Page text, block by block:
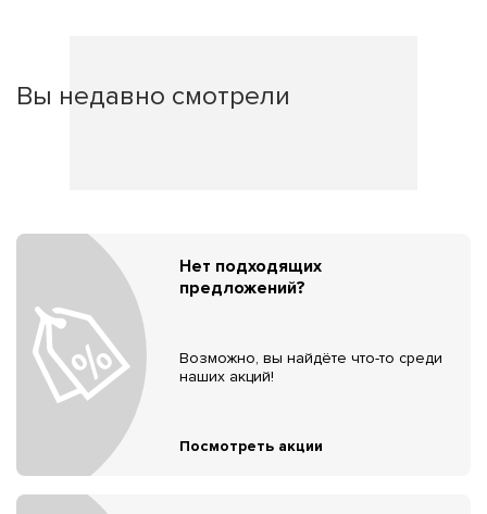
Вы недавно смотрели
Нет подходящих
предложений?
Возможно, вы найдёте что-то среди
наших акций!
Посмотреть акции